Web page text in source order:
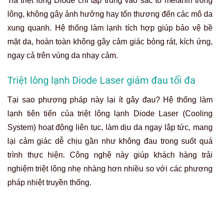
lông, không gây ảnh hưởng hay tổn thương đến các mô da
xung quanh. Hệ thống làm lạnh tích hợp giúp bảo vệ bề
mặt da, hoàn toàn không gây cảm giác bỏng rát, kích ứng,
ngay cả trên vùng da nhạy cảm.
Triệt lông lạnh Diode Laser giảm đau tối đa
Tại sao phương pháp này lại ít gây đau? Hệ thống làm
lạnh tiên tiến của triệt lông lạnh Diode Laser (Cooling
System) hoạt động liên tục, làm dịu da ngay lập tức, mang
lại cảm giác dễ chịu gần như không đau trong suốt quá
trình thực hiện. Công nghệ này giúp khách hàng trải
nghiệm triệt lông nhẹ nhàng hơn nhiều so với các phương
pháp nhiệt truyền thống.